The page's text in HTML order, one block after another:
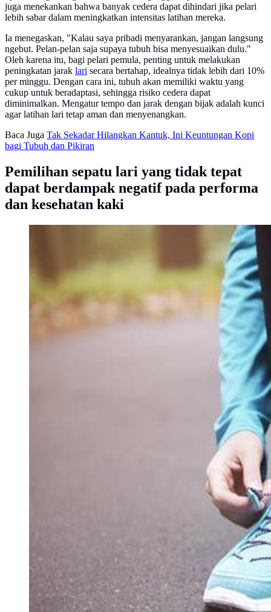
juga menekankan bahwa banyak cedera dapat dihindari jika pelari
lebih sabar dalam meningkatkan intensitas latihan mereka.
Ia menegaskan, "Kalau saya pribadi menyarankan, jangan langsung
ngebut. Pelan-pelan saja supaya tubuh bisa menyesuaikan dulu."
Oleh karena itu, bagi pelari pemula, penting untuk melakukan
peningkatan jarak lari secara bertahap, idealnya tidak lebih dari 10%
per minggu. Dengan cara ini, tubuh akan memiliki waktu yang
cukup untuk beradaptasi, sehingga risiko cedera dapat
diminimalkan. Mengatur tempo dan jarak dengan bijak adalah kunci
agar latihan lari tetap aman dan menyenangkan.
Baca Juga Tak Sekadar Hilangkan Kantuk, Ini Keuntungan Kopi
bagi Tubuh dan Pikiran
Pemilihan sepatu lari yang tidak tepat
dapat berdampak negatif pada performa
dan kesehatan kaki